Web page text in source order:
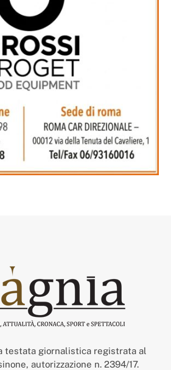
testata giornalistica registrata al
autorizzazione n. 2394/17.